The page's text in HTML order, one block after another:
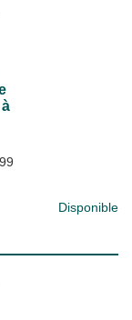
Disponible